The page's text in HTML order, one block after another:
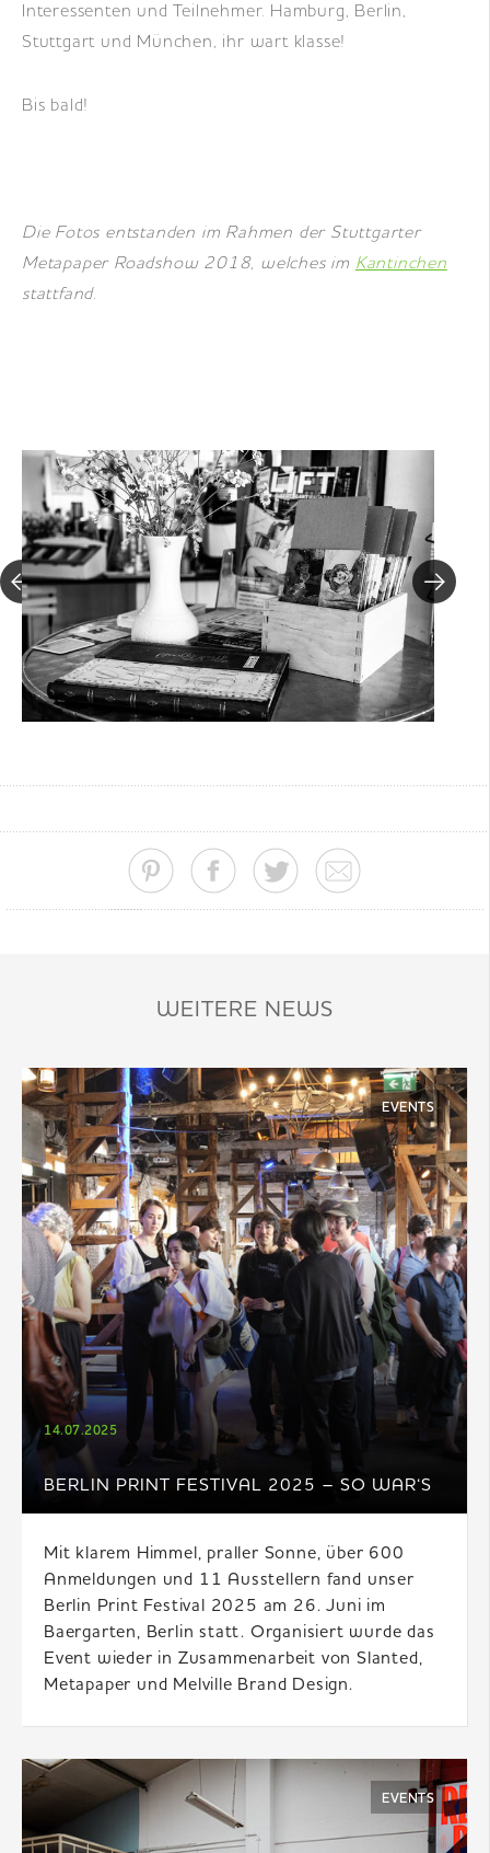
Interessenten und Teilnehmer. Hamburg, Berlin,
Stuttgart und München, ihr wart klasse!
Bis bald!
Die Fotos entstanden im Rahmen der Stuttgarter
Metapaper Roadshow 2018, welches im Kantinchen
stattfand.
WEITERE NEWS
BERLIN PRINT FESTIVAL 2025 – SO WAR‘S
14.07.2025
EVENTS
Mit klarem Himmel, praller Sonne, über 600
Anmeldungen und 11 Ausstellern fand unser
Berlin Print Festival 2025 am 26. Juni im
Baergarten, Berlin statt. Organisiert wurde das
Event wieder in Zusammenarbeit von Slanted,
Metapaper und Melville Brand Design.
EVENTS